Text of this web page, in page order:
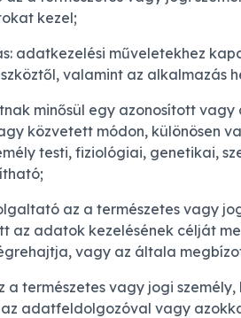
kezel;
adatkezelési műveletekhez
valamint az
minősül egy azonosított
közvetett módon, különösen
testi, fiziológiai, genetikai,
az a természetes vagy
az adatok kezelésének célját
vagy az általa
a természetes vagy jogi
adatfeldolgozóval vagy